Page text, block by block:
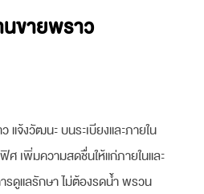
ขายพราว
แจ้งวัฒนะ บนระเบียงและภายใน
เพิ่มความสดชื่นให้แก่ภายในและ
รดูแลรักษา ไม่ต้องรดน้ำ พรวน